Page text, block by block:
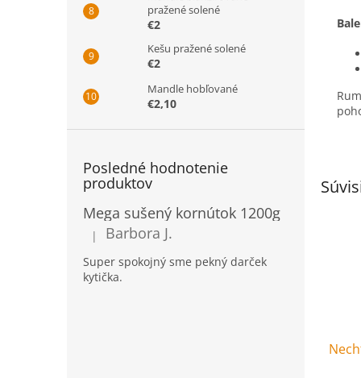
pražené solené
€2
Kešu pražené solené
€2
Mandle hobľované
€2,10
Posledné hodnotenie
produktov
Mega sušený kornútok 1200g
Hodnotenie produktu je 5 z 5 hviezdičiek.
| Barbora J.
Super spokojný sme pekný darček
kytička.